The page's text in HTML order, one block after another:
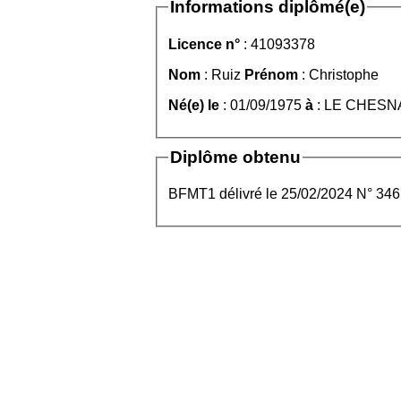
Informations diplômé(e)
Licence n° : 41093378
Nom : Ruiz Prénom : Christophe
Né(e) le : 01/09/1975 à : LE
Diplôme obtenu
BFMT1 délivré le 25/02/2024 N° 346